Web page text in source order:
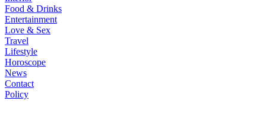
Food & Drinks
Entertainment
Love & Sex
Travel
Lifestyle
Horoscope
News
Contact
Policy